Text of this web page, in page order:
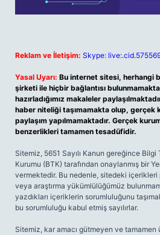
Reklam ve İletişim: Skype:
Yasal Uyarı: Bu internet sitesi, herhangi
şirketi ile hiçbir bağlantısı
hazırladığımız makaleler
haber niteliği taşımamakta olup, gerçek
paylaşım yapılmamaktadır. Gerçek
benzerlikleri tamamen tesadüfidir.
Sitemiz, 5651 Sayılı Kanun gereğince
Kurumu (BTK) tarafından onaylanmış bir
vermektedir. Bu nedenle, sitedeki
veya araştırma yükümlülüğümüz
yazdıkları içeriklerin sorumluluğunu
bu sorumluluğu kabul etmiş sayılırlar.
Sitemiz, kar amacı gütmeyen ve tamamen